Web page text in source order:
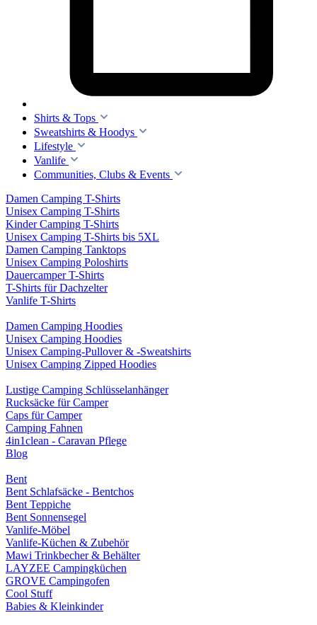
Shirts & Tops
Sweatshirts & Hoodys
Lifestyle
Vanlife
Communities, Clubs & Events
Damen Camping T-Shirts
Unisex Camping T-Shirts
Kinder Camping T-Shirts
Unisex Camping T-Shirts bis 5XL
Damen Camping Tanktops
Unisex Camping Poloshirts
Dauercamper T-Shirts
T-Shirts für Dachzelter
Vanlife T-Shirts
Damen Camping Hoodies
Unisex Camping Hoodies
Unisex Camping-Pullover & -Sweatshirts
Unisex Camping Zipped Hoodies
Lustige Camping Schlüsselanhänger
Rucksäcke für Camper
Caps für Camper
Camping Fahnen
4in1clean - Caravan Pflege
Blog
Bent
Bent Schlafsäcke - Bentchos
Bent Teppiche
Bent Sonnensegel
Vanlife-Möbel
Vanlife-Küchen & Zubehör
Mawi Trinkbecher & Behälter
LAYZEE Campingküchen
GROVE Campingofen
Cool Stuff
Babies & Kleinkinder